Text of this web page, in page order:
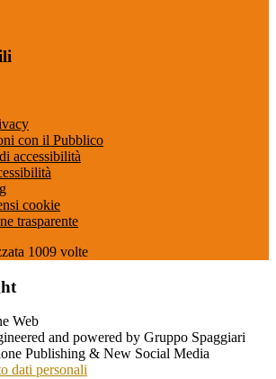
con il Pubblico
accessibilità
cookie
trasparente
1009 volte
and powered by Gruppo Spaggiari
Publishing & New Social Media
dati personali